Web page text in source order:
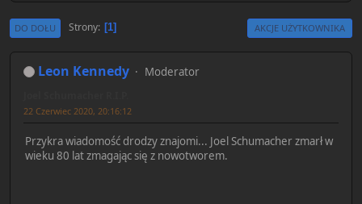
DO DOŁU Strony 1 AKCJE UŻYTKOWNIKA
Leon Kennedy Moderator
22 Czerwiec 2020, 20:16:12
Przykra wiadomość drodzy znajomi... Joel Schumacher zmarł w
wieku 80 lat zmagając się z nowotworem.